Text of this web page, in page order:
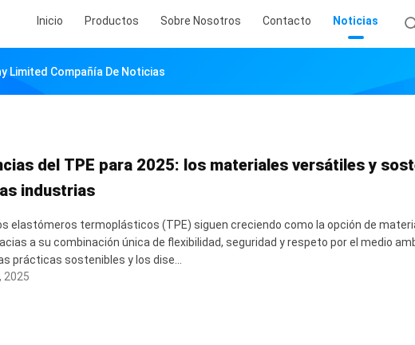
Inicio Productos Sobre Nosotros Contacto Noticias
Limited Compañía De Noticias
del TPE para 2025: los materiales versátiles y
industrias
elastómeros termoplásticos (TPE) siguen creciendo como la opción de
a su combinación única de flexibilidad, seguridad y respeto por el medio
prácticas sostenibles y los dise...
2025